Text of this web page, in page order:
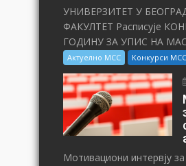
УНИВЕРЗИТЕТ У
ФАКУЛТЕТ Расписује
ГОДИНУ ЗА УПИС НА
Актуелно МСС Конкурси МСС
Мотивациони интервју